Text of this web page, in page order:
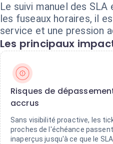
Le suivi manuel des
les fuseaux horaires, il
service et une pression
Les principaux
Risques de
accrus
Sans visibilité proactive, les
proches de l'échéance passent
inaperçus jusqu'à ce que le